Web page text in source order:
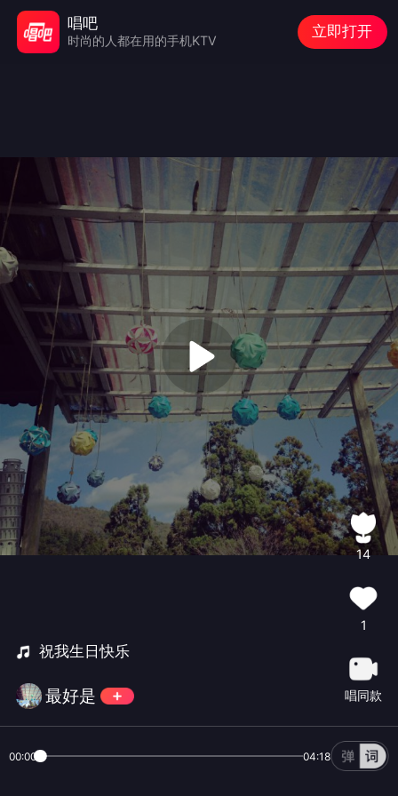
祝我生日快乐
最好是
14
1
唱同款
00:00 04:18
唱吧
时尚的人都在用的手机KTV
立即打开